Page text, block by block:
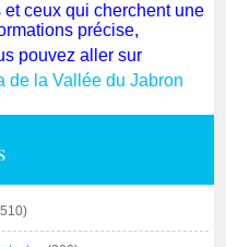
et ceux qui cherchent une
précise,
pouvez aller sur
de la Vallée du Jabron